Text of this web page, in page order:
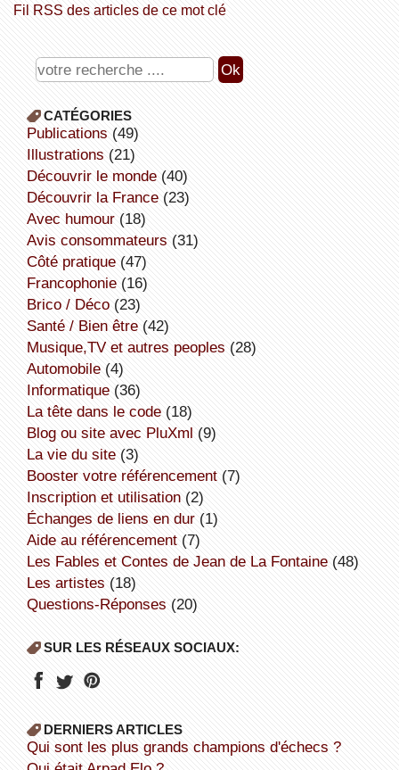
Fil RSS des articles de ce mot clé
CATÉGORIES
publications (49)
illustrations (21)
découvrir le monde(40)
découvrir la France(23)
avec humour(18)
avis consommateurs (31)
côté pratique(47)
Francophonie(16)
Brico / Déco(23)
Santé / Bien être(42)
Musique,TV et autres peoples (28)
Automobile(4)
informatique(36)
la tête dans le code(18)
Blog ou site avec PluXml (9)
la vie du site(3)
booster votre référencement(7)
inscription et utilisation(2)
échanges de liens en dur(1)
aide au référencement(7)
Les Fables et Contes de Jean de La Fontaine(48)
Les artistes (18)
Questions-Réponses (20)
SUR LES RÉSEAUX SOCIAUX:
DERNIERS ARTICLES
Qui sont les plus grands champions d'échecs ?